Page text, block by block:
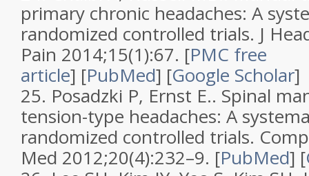
primary chronic headaches: A
randomized controlled trials. J
Pain 2014;15(1):67. [PMC free
article] [PubMed] [Google Scholar]
25. Posadzki P, Ernst E.. Spinal
tension-type headaches: A
randomized controlled trials.
Med 2012;20(4):232–9. [PubMed] [